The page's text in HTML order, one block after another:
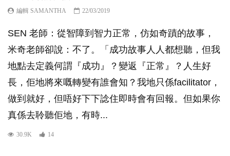
編輯 SAMANTHA 22/03/2019
SEN 老師：從智障到智力正常，仿如奇蹟的故事，
米奇老師卻說：不了。「成功故事人人都想聽，但我
地點去定義何謂『成功』？變返『正常』？人生好
長，佢地將來嘅轉變有誰會知？我地只係facilitator，
做到就好，但唔好下下諗住即時會有回報。但如果你
真係去聆聽佢地，有時...
30.9K 14